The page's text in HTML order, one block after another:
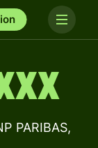
PARIBAS,